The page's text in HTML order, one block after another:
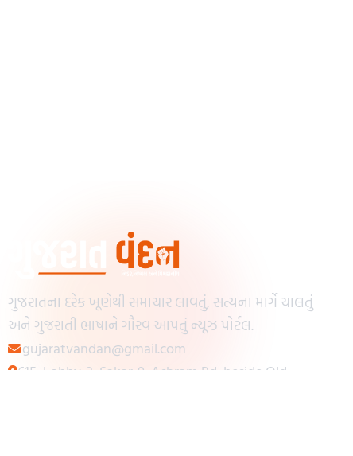
ગુજરાતના દરેક ખૂણેથી સમાચાર લાવતું, સત્યના માર્ગે ચાલતું
અને ગુજરાતી ભાષાને ગૌરવ આપતું ન્યૂઝ પોર્ટલ.
gujaratvandan@gmail.com
615, Lobby-2, Sakar-9, Ashram Rd, beside Old